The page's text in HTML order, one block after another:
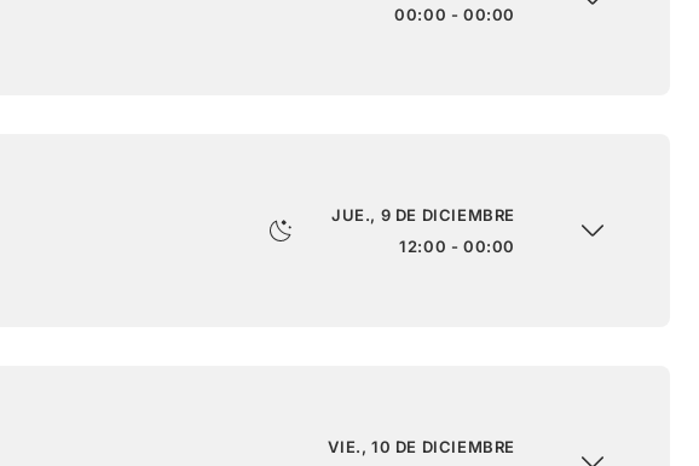
00:00 - 00:00
JUE., 9 DE DICIEMBRE
12:00 - 00:00
VIE., 10 DE DICIEMBRE